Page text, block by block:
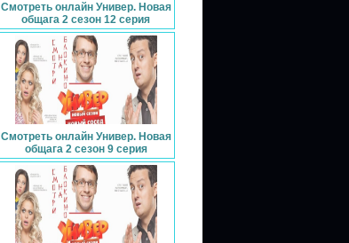
Смотреть онлайн Универ. Новая
общага 2 сезон 12 серия
Смотреть онлайн Универ. Новая
общага 2 сезон 9 серия